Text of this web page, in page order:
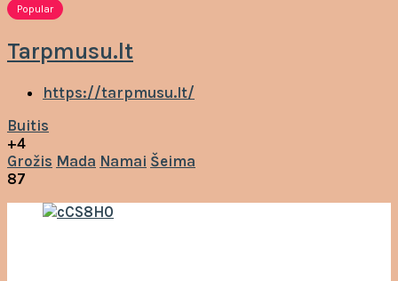
Popular
Tarpmusu.lt
https://tarpmusu.lt/
Buitis
+4
Grožis Mada Namai Šeima
87